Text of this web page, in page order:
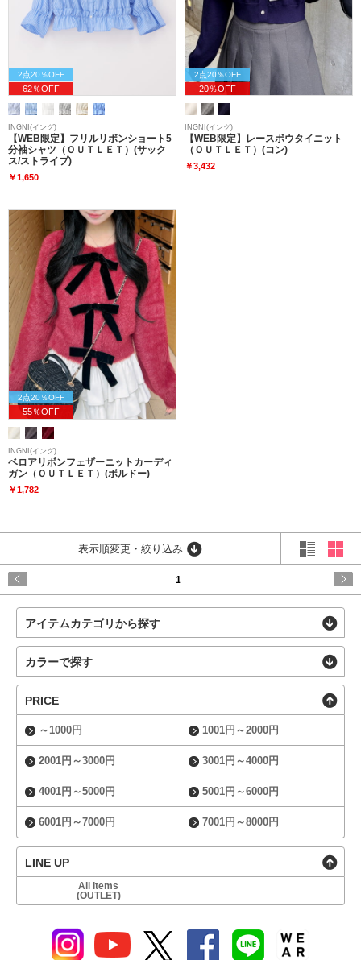
2点20％OFF
62％OFF
INGNI(イング)
【WEB限定】フリルリボンショート5
分袖シャツ（ＯＵＴＬＥＴ）(サック
ス/ストライプ)
￥1,650
2点20％OFF
20％OFF
INGNI(イング)
【WEB限定】レースボウタイニット
（ＯＵＴＬＥＴ）(コン)
￥3,432
2点20％OFF
55％OFF
INGNI(イング)
ベロアリボンフェザーニットカーディ
ガン（ＯＵＴＬＥＴ）(ボルドー)
￥1,782
表示順変更・絞り込み
1
アイテムカテゴリから探す
カラーで探す
PRICE
～1000円 1001円～2000円
2001円～3000円 3001円～4000円
4001円～5000円 5001円～6000円
6001円～7000円 7001円～8000円
LINE UP
All items
(OUTLET)